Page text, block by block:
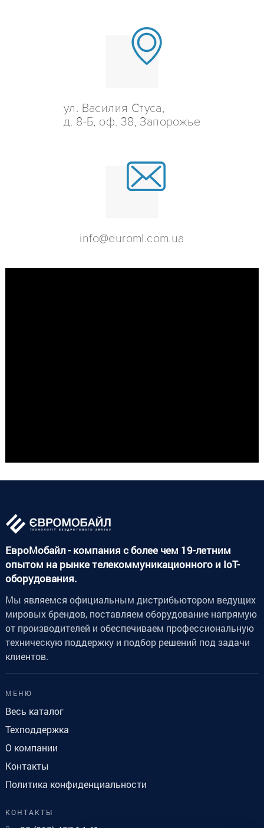
ул. Василия Стуса,
д. 8-Б, оф. 38, Запорожье
info@euroml.com.ua
ЕвроМобайл - компания с более чем 19-летним
опытом на рынке телекоммуникационного и IoT-
оборудования.
Мы являемся официальным дистрибьютором ведущих
мировых брендов, поставляем оборудование напрямую
от производителей и обеспечиваем профессиональную
техническую поддержку и подбор решений под задачи
клиентов.
МЕНЮ
Весь каталог
Техподдержка
О компании
Контакты
Политика конфиденциальности
КОНТАКТЫ